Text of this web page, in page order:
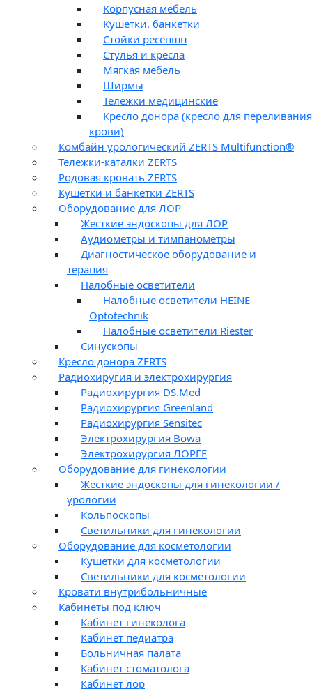
Корпусная мебель
Кушетки, банкетки
Стойки ресепшн
Стулья и кресла
Мягкая мебель
Ширмы
Тележки медицинские
Кресло донора (кресло для переливания
крови)
Комбайн урологический ZERTS Multifunction®
Тележки-каталки ZERTS
Родовая кровать ZERTS
Кушетки и банкетки ZERTS
Оборудование для ЛОР
Жесткие эндоскопы для ЛОР
Аудиометры и тимпанометры
Диагностическое оборудование и
терапия
Налобные осветители
Налобные осветители HEINE
Optotechnik
Налобные осветители Riester
Синускопы
Кресло донора ZERTS
Радиохиругия и электрохирургия
Радиохирургия DS.Med
Радиохирургия Greenland
Радиохирургия Sensitec
Электрохирургия Bowa
Электрохирургия ЛОРГЕ
Оборудование для гинекологии
Жесткие эндоскопы для гинекологии /
урологии
Кольпоскопы
Светильники для гинекологии
Оборудование для косметологии
Кушетки для косметологии
Светильники для косметологии
Кровати внутрибольничные
Кабинеты под ключ
Кабинет гинеколога
Кабинет педиатра
Больничная палата
Кабинет стоматолога
Кабинет лор